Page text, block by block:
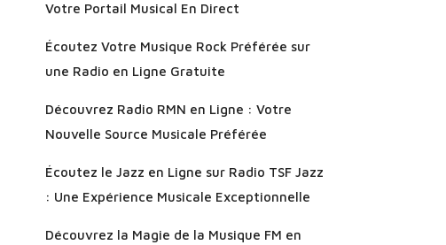
Votre Portail Musical En Direct
Écoutez Votre Musique Rock Préférée sur
une Radio en Ligne Gratuite
Découvrez Radio RMN en Ligne : Votre
Nouvelle Source Musicale Préférée
Écoutez le Jazz en Ligne sur Radio TSF Jazz
: Une Expérience Musicale Exceptionnelle
Découvrez la Magie de la Musique FM en